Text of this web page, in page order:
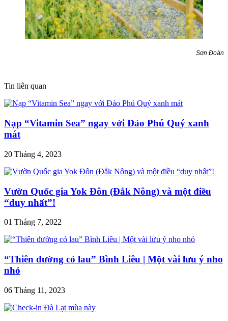
Sơn Đoàn
Tin liên quan
Nạp “Vitamin Sea” ngay với Đảo Phú Quý xanh
mát
20 Tháng 4, 2023
Vườn Quốc gia Yok Đôn (Đắk Nông) và một điều
“duy nhất”!
01 Tháng 7, 2022
“Thiên đường cỏ lau” Bình Liêu | Một vài lưu ý nho
nhỏ
06 Tháng 11, 2023